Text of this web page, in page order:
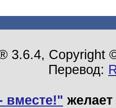
3.6.4, Copyright
Перевод: